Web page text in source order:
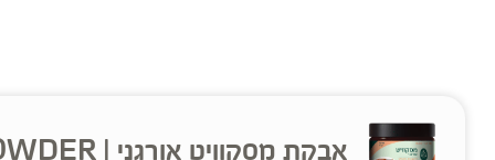
אבקת מסקוויט אורגני | ORGANIC MESQUITE POWDER|